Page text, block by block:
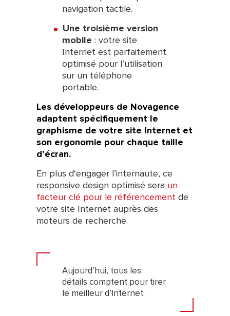
navigation tactile.
Une troisième version
mobile : votre site
Internet est parfaitement
optimisé pour l’utilisation
sur un téléphone
portable.
Les développeurs de Novagence
adaptent spécifiquement le
graphisme de votre site Internet et
son ergonomie pour chaque taille
d’écran.
En plus d'engager l’internaute, ce
responsive design optimisé sera un
facteur clé pour le référencementde
votre site Internet auprès des
moteurs de recherche.
Aujourd’hui, tous les
détails comptent pour tirer
le meilleur d’Internet.